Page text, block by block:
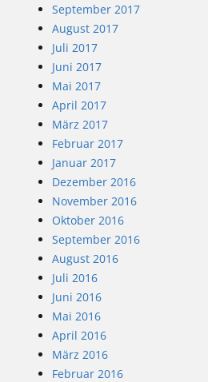
September 2017
August 2017
Juli 2017
Juni 2017
Mai 2017
April 2017
März 2017
Februar 2017
Januar 2017
Dezember 2016
November 2016
Oktober 2016
September 2016
August 2016
Juli 2016
Juni 2016
Mai 2016
April 2016
März 2016
Februar 2016